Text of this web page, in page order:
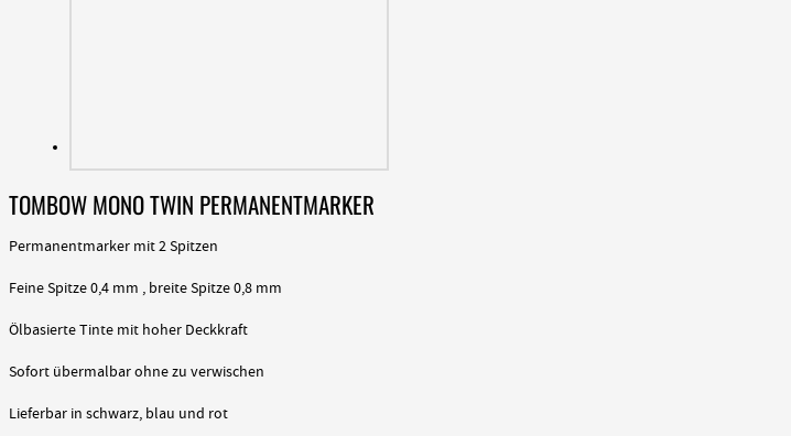
TOMBOW MONO TWIN PERMANENTMARKER
Permanentmarker mit 2 Spitzen
Feine Spitze 0,4 mm , breite Spitze 0,8 mm
Ölbasierte Tinte mit hoher Deckkraft
Sofort übermalbar ohne zu verwischen
Lieferbar in schwarz, blau und rot